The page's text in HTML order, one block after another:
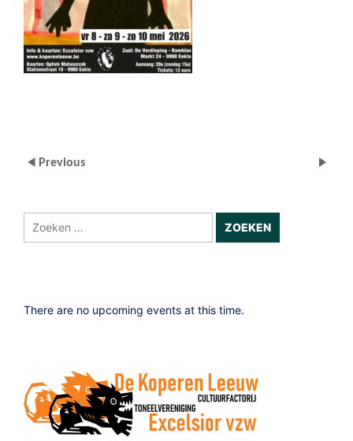
Previous
Zoeken
naar:
There are no upcoming events at this time.